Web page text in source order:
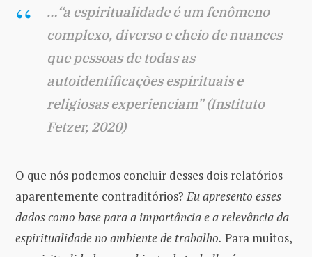
…“a espiritualidade é um fenômeno
complexo, diverso e cheio de nuances
que pessoas de todas as
autoidentificações espirituais e
religiosas experienciam” (Instituto
Fetzer, 2020)
O que nós podemos concluir desses dois relatórios
aparentemente contraditórios?Eu apresento esses
dados como base para a importância e a relevância da
espiritualidade no ambiente de trabalho. Para muitos,